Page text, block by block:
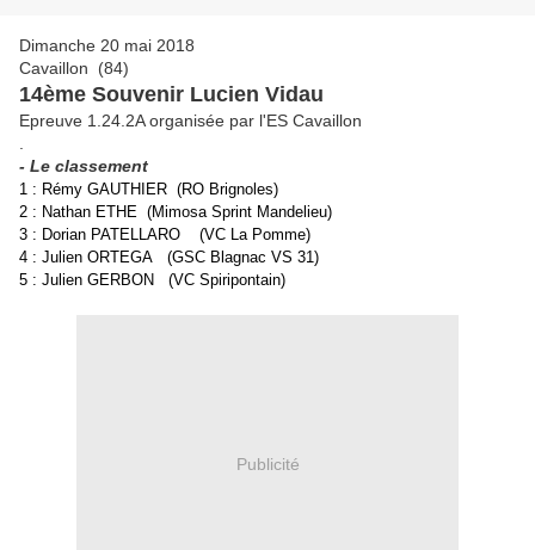
Dimanche 20 mai 2018
Cavaillon (84)
14ème Souvenir Lucien Vidau
Epreuve 1.24.2A organisée par l'ES Cavaillon
- Le classement
1 : Rémy GAUTHIER (RO Brignoles)
2 : Nathan ETHE (Mimosa Sprint Mandelieu)
3 : Dorian PATELLARO (VC La Pomme)
4 : Julien ORTEGA (GSC Blagnac VS 31)
5 : Julien GERBON (VC Spiripontain)
Publicité